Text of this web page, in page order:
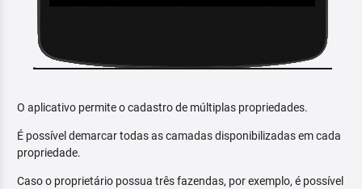
O aplicativo permite o cadastro de múltiplas propriedades.
É possível demarcar todas as camadas disponibilizadas em cada
propriedade.
Caso o proprietário possua três fazendas, por exemplo, é possível